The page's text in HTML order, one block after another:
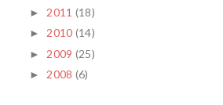
► 2011 (18)
► 2010 (14)
► 2009 (25)
► 2008 (6)